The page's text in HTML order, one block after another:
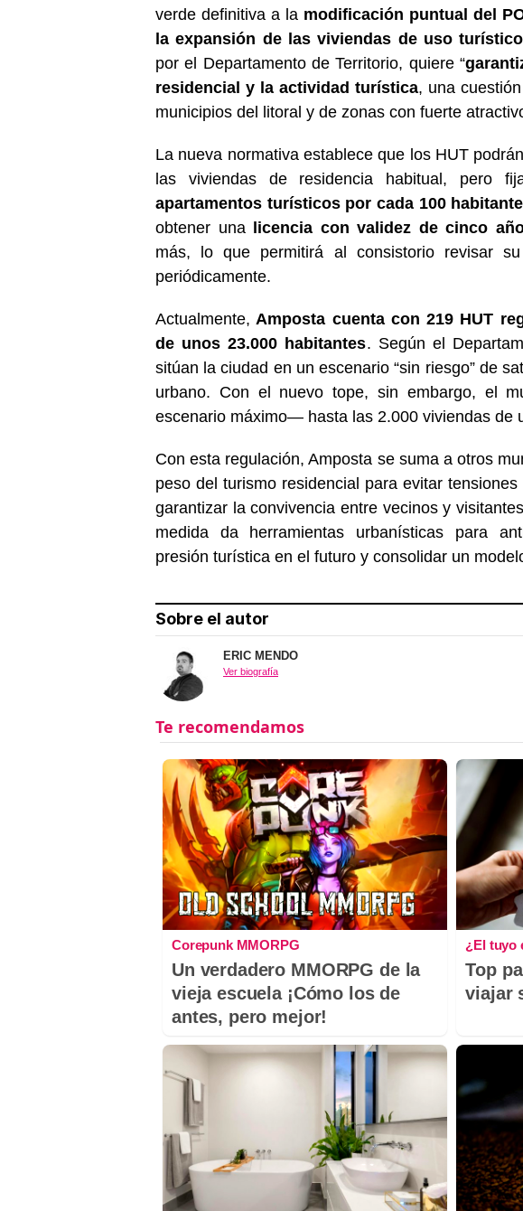
verde definitiva a la modificación puntual del
la expansión de las viviendas de uso turístico
por el Departamento de Territorio, quiere “
residencial y la actividad turística, una
municipios del litoral y de zonas con fuerte
La nueva normativa establece que los HUT
las viviendas de residencia habitual, pero
apartamentos turísticos por cada 100
obtener una licencia con validez de cinco
más, lo que permitirá al consistorio revisar
periódicamente.
Actualmente, Amposta cuenta con 219 HUT
de unos 23.000 habitantes. Según el
sitúan la ciudad en un escenario “sin riesgo” de
urbano. Con el nuevo tope, sin embargo, el
escenario máximo— hasta las 2.000 viviendas de
Con esta regulación, Amposta se suma a otros
peso del turismo residencial para evitar
garantizar la convivencia entre vecinos y
medida da herramientas urbanísticas para
presión turística en el futuro y consolidar un
Sobre el autor
ERIC MENDO
Ver biografía
Corepunk MMORPG
Un verdadero MMORPG de la
vieja escuela ¡Cómo los de
antes, pero mejor!
¿El tuyo
Top
viajar